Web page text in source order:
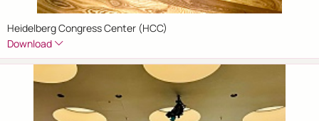
Heidelberg Congress Center (HCC)
Download